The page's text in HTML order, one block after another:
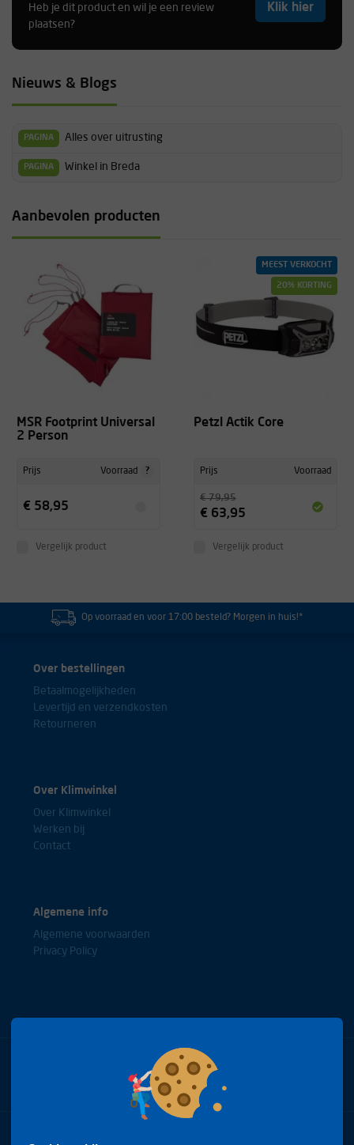
Heb je dit product en wil je een review
plaatsen?
Klik hier
Nieuws & Blogs
PAGINA Alles over uitrusting
PAGINA Winkel in Breda
Aanbevolen producten
MSR Footprint Universal
2 Person
Prijs Voorraad ?
€ 58,95
Vergelijk product
MEEST VERKOCHT
20% KORTING
Petzl Actik Core
Prijs Voorraad
€ 79,95
€ 63,95
Vergelijk product
Op voorraad en voor 17:00 besteld? Morgen in huis!*
Over bestellingen
Betaalmogelijkheden
Levertijd en verzendkosten
Retourneren
Over Klimwinkel
Over Klimwinkel
Werken bij
Contact
Algemene info
Algemene voorwaarden
Privacy Policy
Bel met onze experts
+31(0)85 0653688